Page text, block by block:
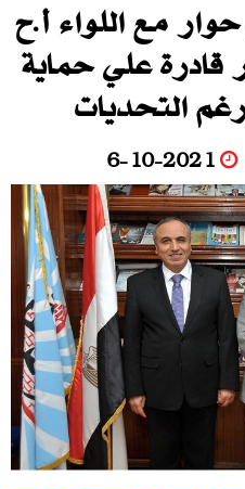
مع اللواء أ‮.‬ح‮
علي حماية
التحديات
6-10-2021